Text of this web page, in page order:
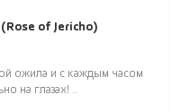
of Jericho)
ожила и с каждым часом
на глазах! ..